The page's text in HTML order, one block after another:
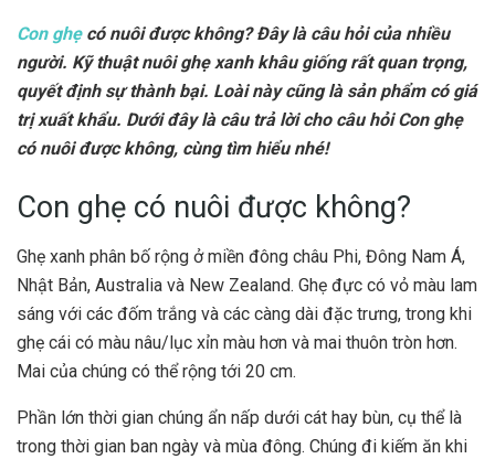
Con ghẹcó nuôi được không? Đây là câu hỏi của nhiều
người. Kỹ thuật nuôi ghẹ xanh khâu giống rất quan trọng,
quyết định sự thành bại. Loài này cũng là sản phẩm có giá
trị xuất khẩu. Dưới đây là câu trả lời cho câu hỏi Con ghẹ
có nuôi được không, cùng tìm hiểu nhé!
Con ghẹ có nuôi được không?
Ghẹ xanh phân bố rộng ở miền đông châu Phi, Đông Nam Á,
Nhật Bản, Australia và New Zealand. Ghẹ đực có vỏ màu lam
sáng với các đốm trắng và các càng dài đặc trưng, trong khi
ghẹ cái có màu nâu/lục xỉn màu hơn và mai thuôn tròn hơn.
Mai của chúng có thể rộng tới 20 cm.
Phần lớn thời gian chúng ẩn nấp dưới cát hay bùn, cụ thể là
trong thời gian ban ngày và mùa đông. Chúng đi kiếm ăn khi